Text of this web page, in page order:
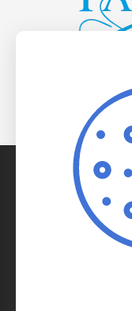
SPRAWY NAUKOWE
Historia i Kultura